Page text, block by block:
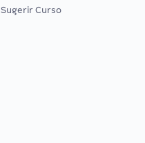
Sugerir Curso